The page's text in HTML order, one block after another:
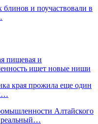
и поучаствовали в
пищевая и
ищет новые ниши
края прожила еще один
Алтайского
реальный…